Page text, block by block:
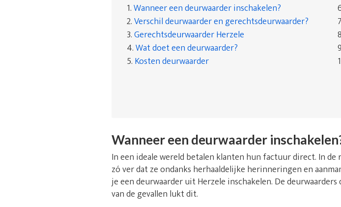
1.Wanneer een deurwaarder inschakelen?
2.Verschil deurwaarder en gerechtsdeurwaarder?
3.Gerechtsdeurwaarder Herzele
4.Wat doet een deurwaarder?
5. Kosten deurwaarder
Wanneer een deurwaarder
In een ideale wereld betalen klanten hun factuur direct. In
zó ver dat ze ondanks herhaaldelijke herinneringen en
je een deurwaarder uit Herzele inschakelen. De
van de gevallen lukt dit.